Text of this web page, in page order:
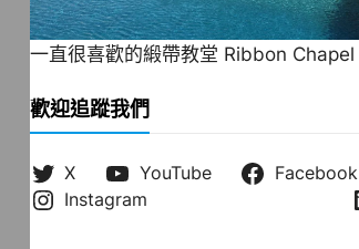
一直很喜歡的緞帶教堂 Ribbon Chapel
歡迎追蹤我們
X YouTube Facebook
Instagram